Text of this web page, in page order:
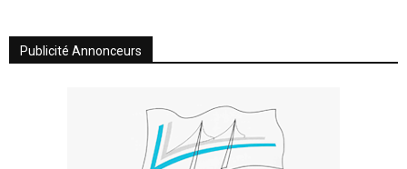
Publicité Annonceurs